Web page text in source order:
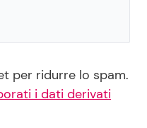
per ridurre lo spam.
i dati derivati